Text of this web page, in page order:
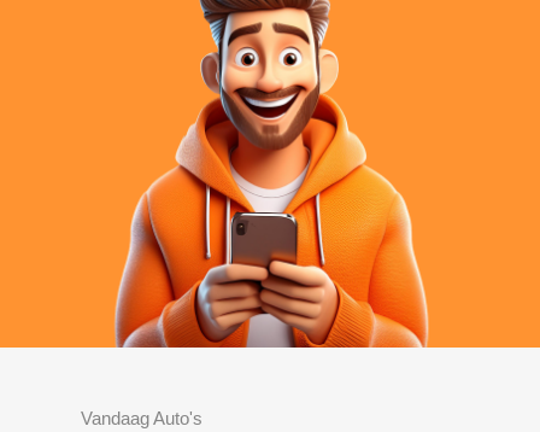
Vandaag Auto's